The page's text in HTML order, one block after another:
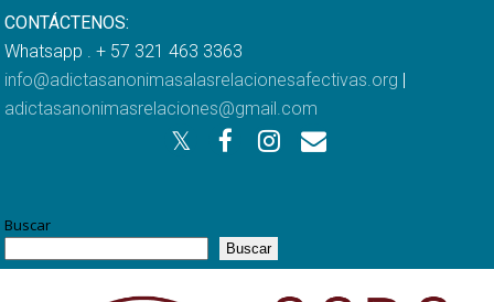
CONTÁCTENOS:
Whatsapp . + 57 321 463 3363
info@adictasanonimasalasrelacionesafectivas.org |
adictasanonimasrelaciones@gmail.com
Buscar
Buscar